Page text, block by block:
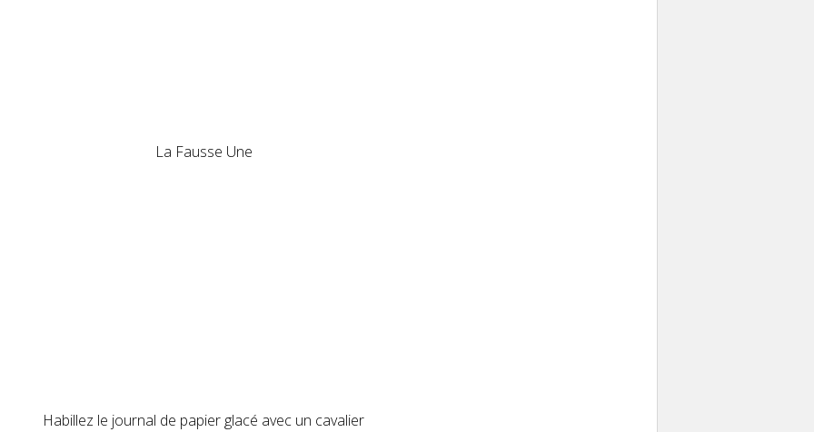
La Fausse Une
Habillez le journal de papier glacé avec un cavalier